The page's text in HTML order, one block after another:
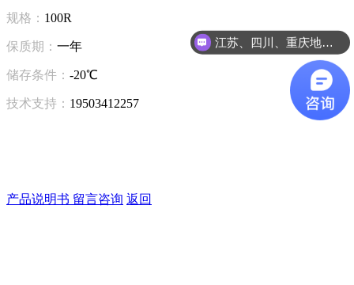
规格： 100R
保质期： 一年
储存条件： -20℃
技术支持： 19503412257
产品说明书 留言咨询 返回
江苏、四川、重庆地区咨询
浙江、安徽、湖北、江西地区咨询